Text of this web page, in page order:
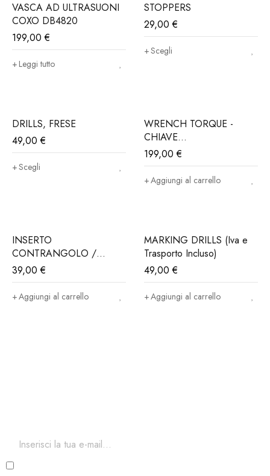
VASCA AD ULTRASUONI
COXO DB4820
199,00€
Leggi tutto
STOPPERS
29,00€
Scegli
DRILLS, FRESE
49,00€
Scegli
WRENCH TORQUE -
CHIAVE
DINAMOMETRICA (Iva e
trasporto incluso)
199,00€
Aggiungi al carrello
INSERTO
CONTRANGOLO /
DRIVER IMPIANTI (Iva e
trasporto incluso)
39,00€
Aggiungi al carrello
MARKING DRILLS (Iva e
Trasporto Incluso)
49,00€
Aggiungi al carrello